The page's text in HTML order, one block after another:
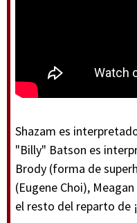
Shazam es
"Billy" Batson es
Brody (forma de
(Eugene Choi),
el resto del reparto de